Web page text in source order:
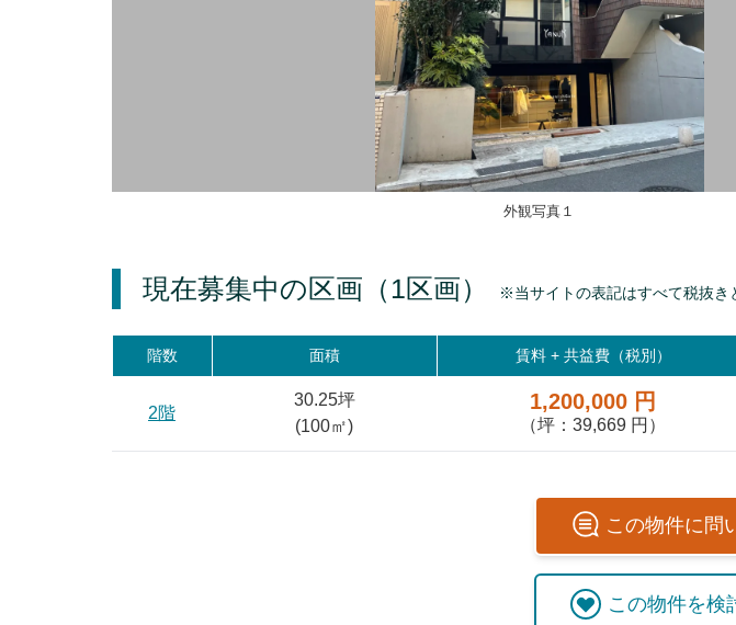
外観写真１
現在募集中の区画 （1区画） ※当サイトの表記はすべて税抜き
階数 面積 賃料 +共益費（税別）
2階
30.25坪
(100㎡)
1,200,000 円
（坪：39,669 円）
この物件に問
この物件を検